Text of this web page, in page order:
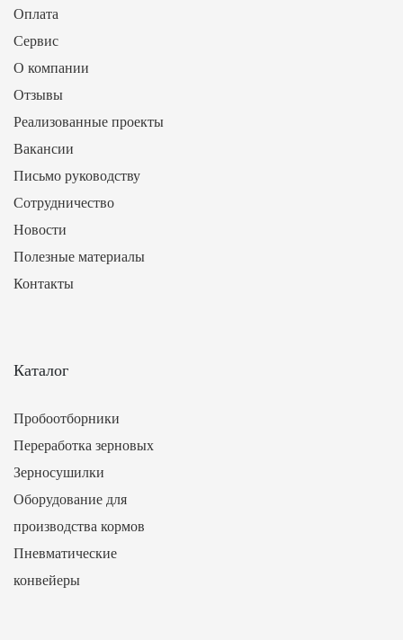
Оплата
Сервис
О компании
Отзывы
Реализованные проекты
Вакансии
Письмо руководству
Сотрудничество
Новости
Полезные материалы
Контакты
Каталог
Пробоотборники
Переработка зерновых
Зерносушилки
Оборудование для
производства кормов
Пневматические
конвейеры